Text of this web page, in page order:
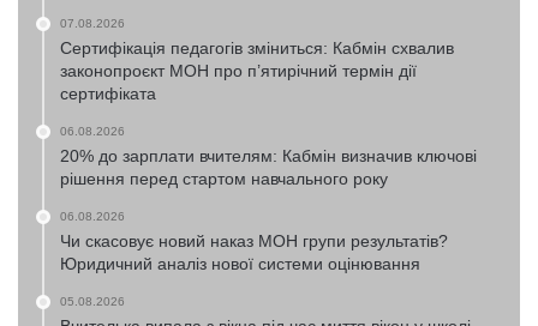
07.08.2026
Сертифікація педагогів зміниться: Кабмін схвалив
законопроєкт МОН про п’ятирічний термін дії
сертифіката
06.08.2026
20% до зарплати вчителям: Кабмін визначив ключові
рішення перед стартом навчального року
06.08.2026
Чи скасовує новий наказ МОН групи результатів?
Юридичний аналіз нової системи оцінювання
05.08.2026